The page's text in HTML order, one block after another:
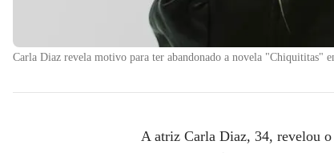
Carla Diaz revela motivo para ter abandonado a novela "Chiquititas"
A atriz Carla Diaz, 34, revelou